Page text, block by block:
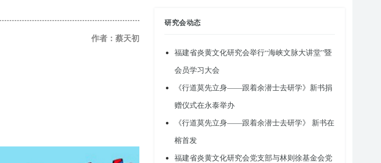
作者：蔡天初
研究会动态
福建省炎黄文化研究会举行“海峡文脉大讲堂”暨
会员学习大会
《行道莫先立身——跟着余潜士去研学》新书捐
赠仪式在永泰举办
《行道莫先立身——跟着余潜士去研学》 新书在
榕首发
福建省炎黄文化研究会党支部与林则徐基金会党